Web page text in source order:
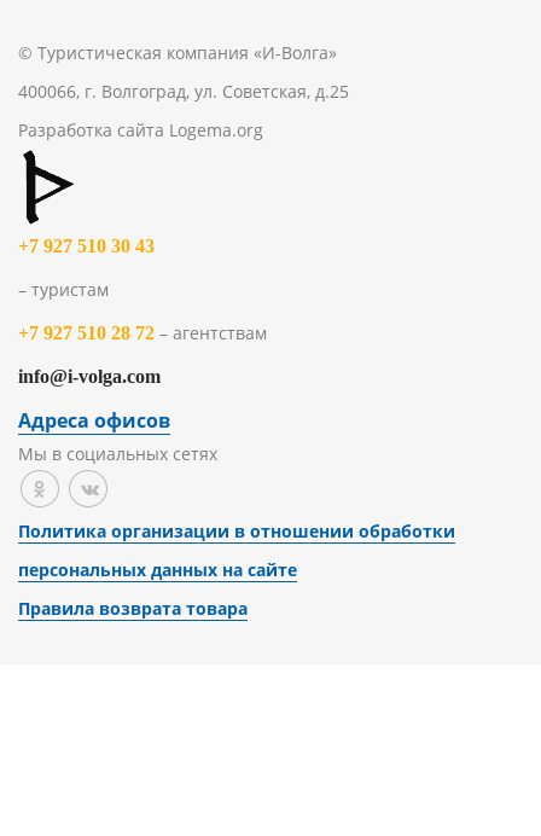
© Туристическая компания «И-Волга»
400066, г. Волгоград, ул. Советская, д.25
Разработка сайта Logema.org
+7 927 510 30 43
– туристам
+7 927 510 28 72 – агентствам
info@i-volga.com
Адреса офисов
Мы в социальных сетях
Политика организации в отношении обработки
персональных данных на сайте
Правила возврата товара